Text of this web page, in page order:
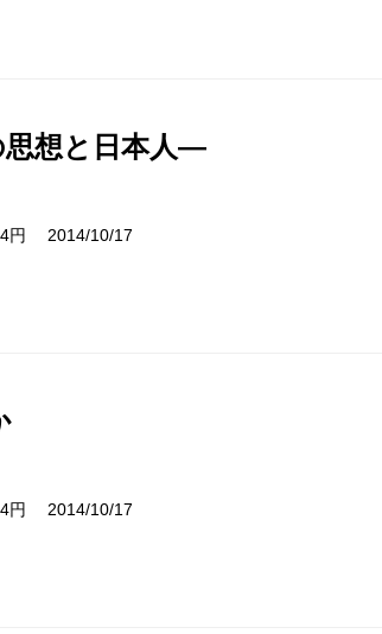
想と日本人―
円 2014/10/17
円 2014/10/17